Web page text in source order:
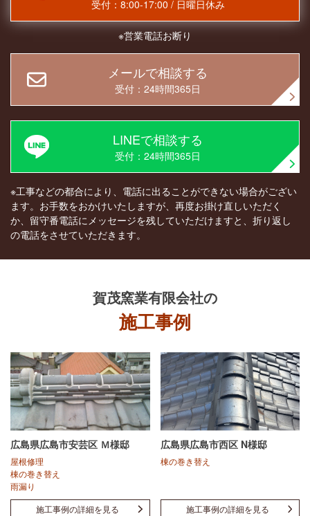
受付： 8:00-17:00 / 日曜日休み
※営業電話お断り
メールで相談する
受付：24時間365日
LINEで相談する
受付：24時間365日
※工事などの都合により、電話に出ることができない場合がござい
ます。お手数をおかけいたしますが、再度お掛け直しいただく
か、留守番電話にメッセージを残していただけますと、折り返し
の電話をさせていただきます。
賀茂窯業有限会社の
施工事例
広島県広島市安芸区 Ｍ様邸
屋根修理
棟の巻き替え
雨漏り
施工事例の詳細を見る
広島県広島市西区 N様邸
棟の巻き替え
施工事例の詳細を見る